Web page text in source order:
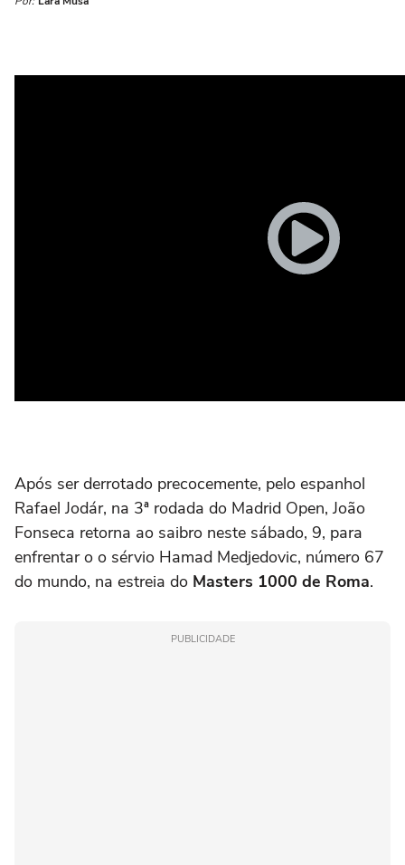
Após ser derrotado precocemente, pelo espanhol
Rafael Jodár, na 3ª rodada do Madrid Open, João
Fonseca retorna ao saibro neste sábado, 9, para
enfrentar o o sérvio Hamad Medjedovic, número 67
do mundo, na estreia do Masters 1000 de Roma.
PUBLICIDADE